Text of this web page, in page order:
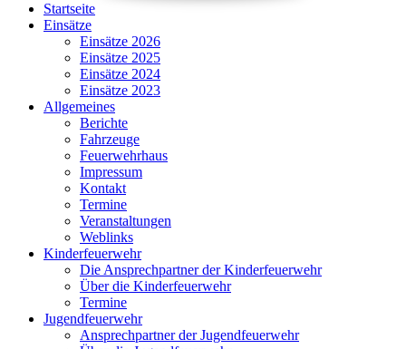
Startseite
Einsätze
Einsätze 2026
Einsätze 2025
Einsätze 2024
Einsätze 2023
Allgemeines
Berichte
Fahrzeuge
Feuerwehrhaus
Impressum
Kontakt
Termine
Veranstaltungen
Weblinks
Kinderfeuerwehr
Die Ansprechpartner der Kinderfeuerwehr
Über die Kinderfeuerwehr
Termine
Jugendfeuerwehr
Ansprechpartner der Jugendfeuerwehr